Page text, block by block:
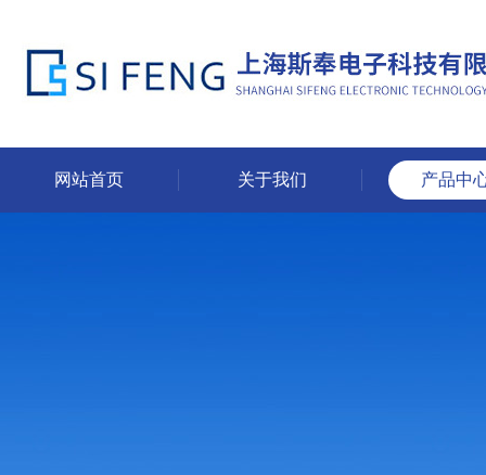
网站首页 关于我们 产品中